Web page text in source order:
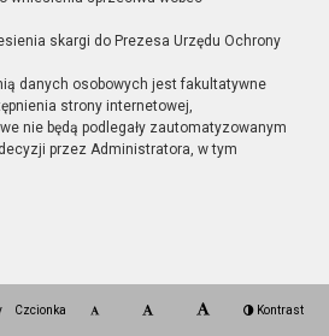
skargi do Prezesa Urzędu Ochrony
danych osobowych jest fakultatywne
strony internetowej,
nie będą podlegały zautomatyzowanym
przez Administratora, w tym
Czcionka Kontrast